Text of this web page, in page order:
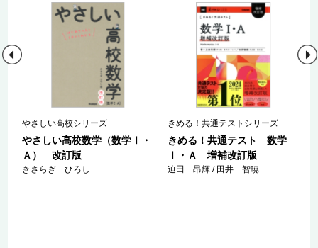
やさしい高校シリーズ
やさしい高校数学（数学Ⅰ・
Ａ） 改訂版
きさらぎ ひろし
きめる！共通テストシリーズ
きめる！共通テスト 数学
Ⅰ・Ａ 増補改訂版
迫田 昂輝 / 田井 智暁